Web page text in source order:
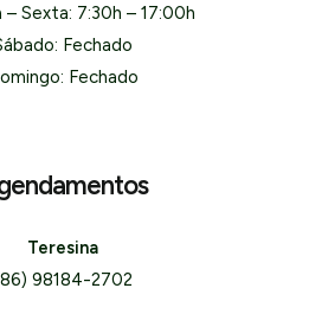
– Sexta: 7:30h – 17:00h
Fechado
Fechado
Teresina
98184-2702